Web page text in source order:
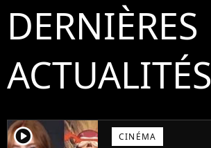
DERNIÈRES
ACTUALITÉS
player2 CINÉMA